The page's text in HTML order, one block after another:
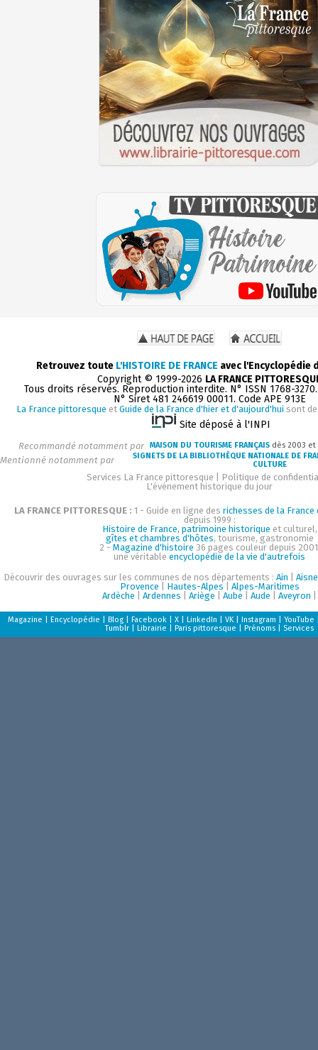
Retrouvez toute L'HISTOIRE DE FRANCE avec l'Encyclopédie
Copyright © 1999-2026 LA FRANCE
Tous droits réservés. Reproduction interdite. N° ISSN 1768-
N° Siret 481 246619 00011. Code APE 913E
La France pittoresque et Guide de la France d'hier et d'aujourd'hui sont
Site déposé à l'INPI
Recommandé notamment par MAISON DU TOURISME FRANÇAIS dès 2003 et
Mentionné notamment par
SIGNETS DE LA BIBLIOTHÈQUE NATIONALE DE
CULTURE
Services La France pittoresque
Politique de
L'événement historique du jour
LA FRANCE PITTORESQUE : 1 - Guide en ligne des richesses de la
depuis 1999 :
Histoire de France, patrimoine historique et culturel,
gîtes et chambres d'hôtes, tourisme, gastronomie
2 - Magazine d'histoire 36 pages couleur depuis
une véritable encyclopédie de la vie d'autrefois
Découvrir des ouvrages sur les communes de nos départements : Ain
Aisne
Provence
Hautes-Alpes
Alpes-Maritimes
Ardèche
Ardennes Ariège Aube Aude Aveyron
Magazine Encyclopédie Blog Facebook X LinkedIn VK Instagram YouTube
Tumblr
Librairie Paris pittoresque Prénoms Services